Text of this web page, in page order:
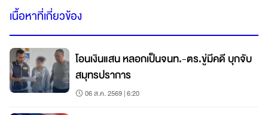
เนื้อหาที่เกี่ยวข้อง
โอนเงินแสน หลอกเป็นจนท.-ตร.ขู่มีคดี บุกจับ
สมุทรปราการ
06 ส.ค. 2569 | 6:20